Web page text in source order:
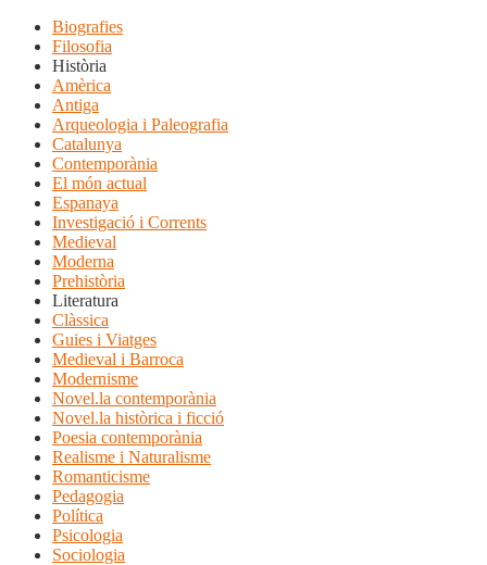
Biografies
Filosofia
Història
Amèrica
Antiga
Arqueologia i Paleografia
Catalunya
Contemporània
El món actual
Espanaya
Investigació i Corrents
Medieval
Moderna
Prehistòria
Literatura
Clàssica
Guies i Viatges
Medieval i Barroca
Modernisme
Novel.la contemporània
Novel.la històrica i ficció
Poesia contemporània
Realisme i Naturalisme
Romanticisme
Pedagogia
Política
Psicologia
Sociologia